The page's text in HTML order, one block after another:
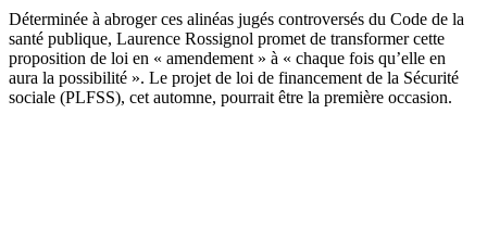
Déterminée à abroger ces alinéas jugés controversés du Code de la
santé publique, Laurence Rossignol promet de transformer cette
proposition de loi en « amendement » à « chaque fois qu’elle en
aura la possibilité ». Le projet de loi de financement de la Sécurité
sociale (PLFSS), cet automne, pourrait être la première occasion.